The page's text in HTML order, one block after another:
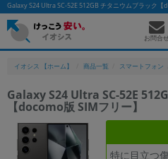
Galaxy S24 Ultra SC-52E 512GB チタニウムブラック
お問合
イオシス 【ホーム】 商品一覧 スマートフォン
Galaxy S24 Ultra SC-52E
【docomo版 SIMフリー】
特に目立つ
かんたんパソコン検索